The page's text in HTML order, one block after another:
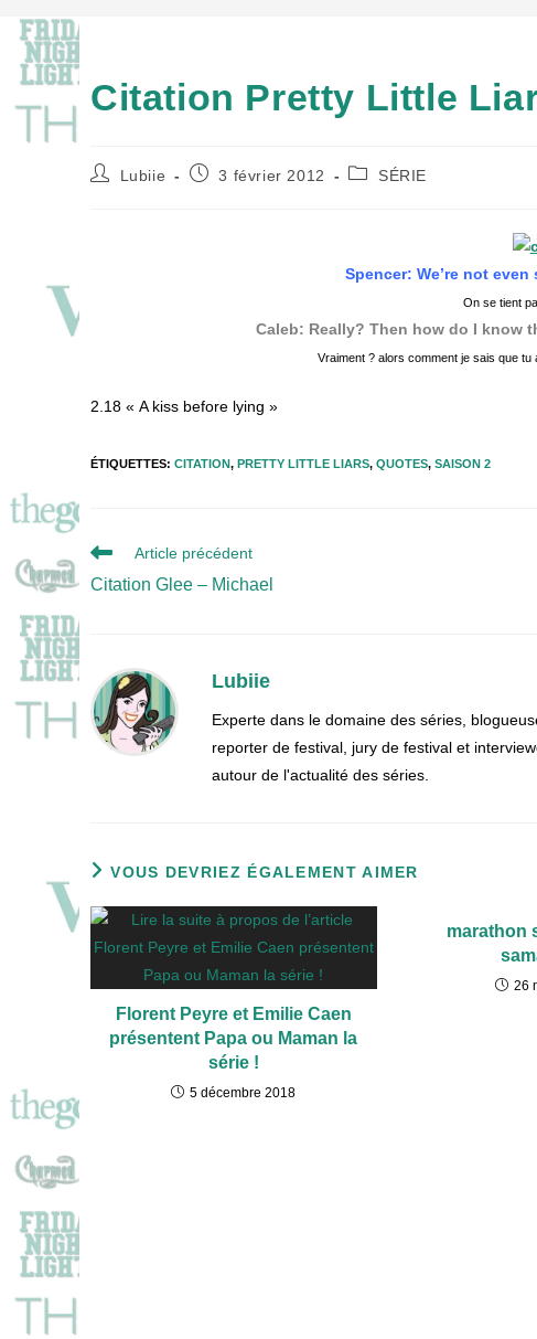
Citation Pretty Little
Auteur/autrice
Lubiie
Publication
3 février 2012
PostSÉRIE
Spencer: We’re not
On se tient
Caleb: Really? Then how do I know
Vraiment ? alors comment je sais que
2.18 « A kiss before lying »
ÉTIQUETTES: CITATION, PRETTY LITTLE LIARS, QUOTES, SAISON 2
Read
articles
Article précédent
Citation Glee – Michael
Lubiie
Experte dans le domaine des séries,
reporter de festival, jury de festival et
autour de l'actualité des séries.
VOUS DEVRIEZ ÉGALEMENT AIMER
Florent Peyre et Emilie Caen
présentent Papa ou Maman la
série !
5 décembre 2018
marathon
26